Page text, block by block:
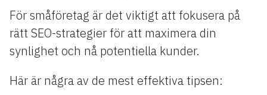
För småföretag är det viktigt att fokusera på
rätt SEO-strategier för att maximera din
synlighet och nå potentiella kunder.
Här är några av de mest effektiva tipsen: